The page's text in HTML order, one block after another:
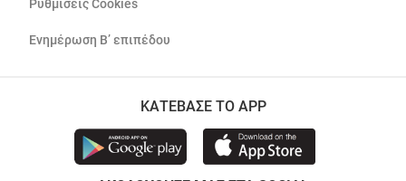
Ρυθμίσεις Cookies
Ενημέρωση Β’ επιπέδου
ΚΑΤΕΒΑΣΕ ΤΟ APP